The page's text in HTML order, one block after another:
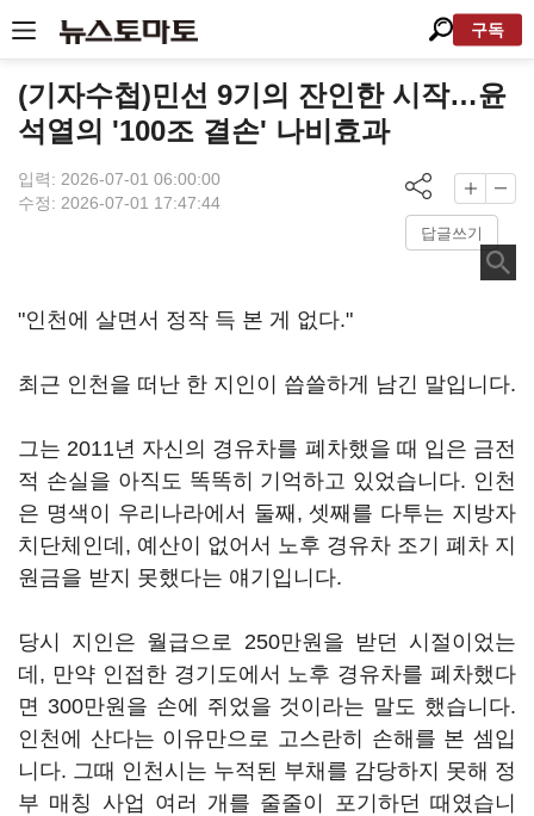
구독
(기자수첩)민선 9기의 잔인한 시작…윤
석열의 '100조 결손' 나비효과
입력: 2026-07-01 06:00:00
수정: 2026-07-01 17:47:44
답글쓰기
"인천에 살면서 정작 득 본 게 없다."
최근 인천을 떠난 한 지인이 씁쓸하게 남긴 말입니다.
그는 2011년 자신의 경유차를 폐차했을 때 입은 금전
적 손실을 아직도 똑똑히 기억하고 있었습니다. 인천
은 명색이 우리나라에서 둘째, 셋째를 다투는 지방자
치단체인데, 예산이 없어서 노후 경유차 조기 폐차 지
원금을 받지 못했다는 얘기입니다.
당시 지인은 월급으로 250만원을 받던 시절이었는
데, 만약 인접한 경기도에서 노후 경유차를 폐차했다
면 300만원을 손에 쥐었을 것이라는 말도 했습니다.
인천에 산다는 이유만으로 고스란히 손해를 본 셈입
니다. 그때 인천시는 누적된 부채를 감당하지 못해 정
부 매칭 사업 여러 개를 줄줄이 포기하던 때였습니